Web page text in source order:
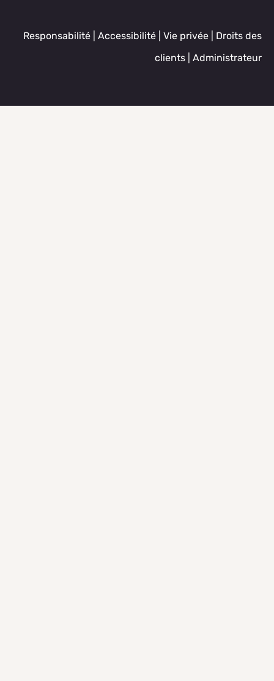
Responsabilité Accessibilité Vie privée
Droits des
clients
Administrateur